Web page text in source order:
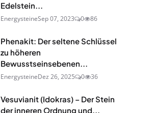
Edelstein...
EnergysteineSep 07, 2023 0 86
Phenakit: Der seltene Schlüssel
zu höheren
Bewusstseinsebenen...
EnergysteineDez 26, 2025 0 36
Vesuvianit (Idokras) – Der Stein
der inneren Ordnung und...